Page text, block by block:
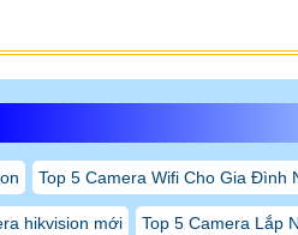
Top 5 Camera Wifi Cho Gia Đình
hikvision mới Top 5 Camera Lắp